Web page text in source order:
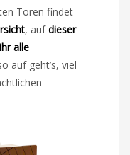
Toren findet
, aufdieser
alle
auf geht’s, viel